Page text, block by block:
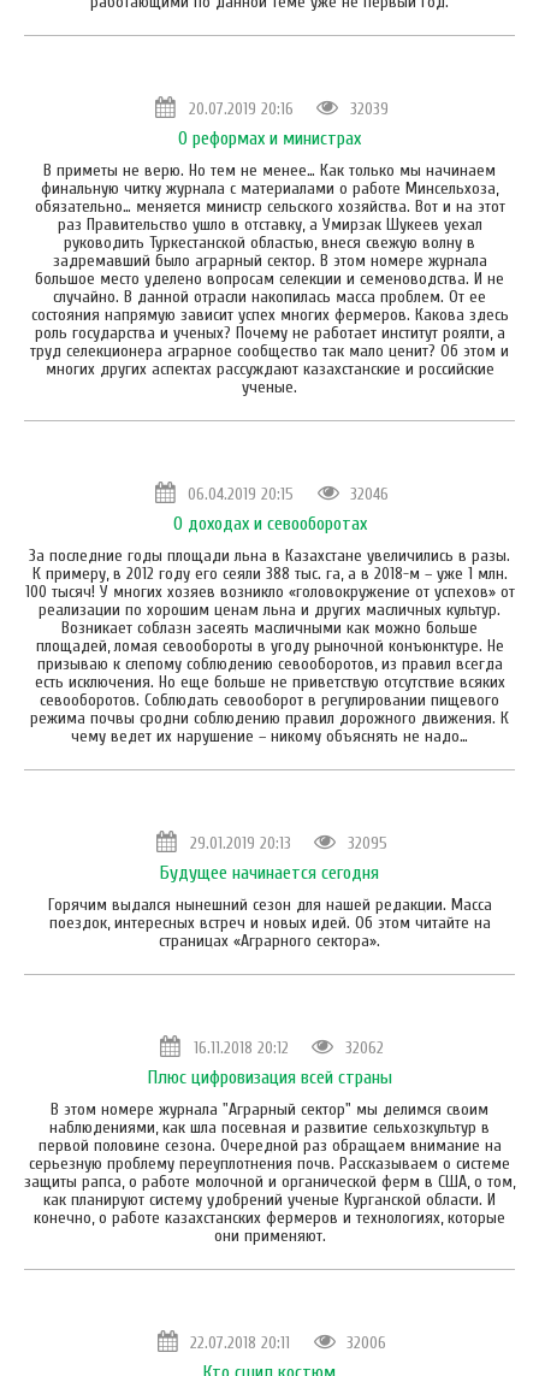
20.07.2019 20:16 32039
О реформах и министрах
В приметы не верю. Но тем не менее… Как только мы начинаем
финальную читку журнала с материалами о работе Минсельхоза,
обязательно… меняется министр сельского хозяйства. Вот и на этот
раз Правительство ушло в отставку, а Умирзак Шукеев уехал
руководить Туркестанской областью, внеся свежую волну в
задремавший было аграрный сектор. В этом номере журнала
большое место уделено вопросам селекции и семеноводства. И не
случайно. В данной отрасли накопилась масса проблем. От ее
состояния напрямую зависит успех многих фермеров. Какова здесь
роль государства и ученых? Почему не работает институт роялти, а
труд селекционера аграрное сообщество так мало ценит? Об этом и
многих других аспектах рассуждают казахстанские и российские
ученые.
06.04.2019 20:15 32046
О доходах и севооборотах
За последние годы площади льна в Казахстане увеличились в разы.
К примеру, в 2012 году его сеяли 388 тыс. га, а в 2018-м – уже 1 млн.
100 тысяч! У многих хозяев возникло «головокружение от успехов» от
реализации по хорошим ценам льна и других масличных культур.
Возникает соблазн засеять масличными как можно больше
площадей, ломая севообороты в угоду рыночной конъюнктуре. Не
призываю к слепому соблюдению севооборотов, из правил всегда
есть исключения. Но еще больше не приветствую отсутствие всяких
севооборотов. Соблюдать севооборот в регулировании пищевого
режима почвы сродни соблюдению правил дорожного движения. К
чему ведет их нарушение – никому объяснять не надо…
29.01.2019 20:13 32095
Будущее начинается сегодня
Горячим выдался нынешний сезон для нашей редакции. Масса
поездок, интересных встреч и новых идей. Об этом читайте на
страницах «Аграрного сектора».
16.11.2018 20:12 32062
Плюс цифровизация всей страны
В этом номере журнала "Аграрный сектор" мы делимся своим
наблюдениями, как шла посевная и развитие сельхозкультур в
первой половине сезона. Очередной раз обращаем внимание на
серьезную проблему переуплотнения почв. Рассказываем о системе
защиты рапса, о работе молочной и органической ферм в США, о том,
как планируют систему удобрений ученые Курганской области. И
конечно, о работе казахстанских фермеров и технологиях, которые
они применяют.
22.07.2018 20:11 32006